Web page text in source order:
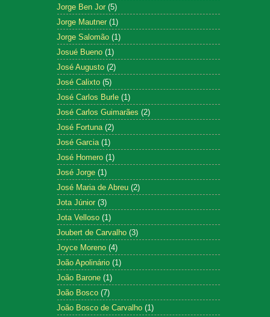
Jorge Ben Jor (5)
Jorge Mautner (1)
Jorge Salomão (1)
Josué Bueno (1)
José Augusto (2)
José Calixto (5)
José Carlos Burle (1)
José Carlos Guimarães (2)
José Fortuna (2)
José Garcia (1)
José Homero (1)
José Jorge (1)
José Maria de Abreu (2)
Jota Júnior (3)
Jota Velloso (1)
Joubert de Carvalho (3)
Joyce Moreno (4)
João Apolinário (1)
João Barone (1)
João Bosco (7)
João Bosco de Carvalho (1)